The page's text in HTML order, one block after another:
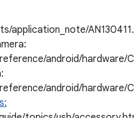
application_note/
android/
android/hardware/